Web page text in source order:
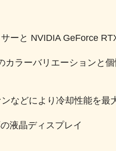
ーと NVIDIA GeForce
ラーバリエーションと
などにより冷却性能を最
液晶ディスプレイ